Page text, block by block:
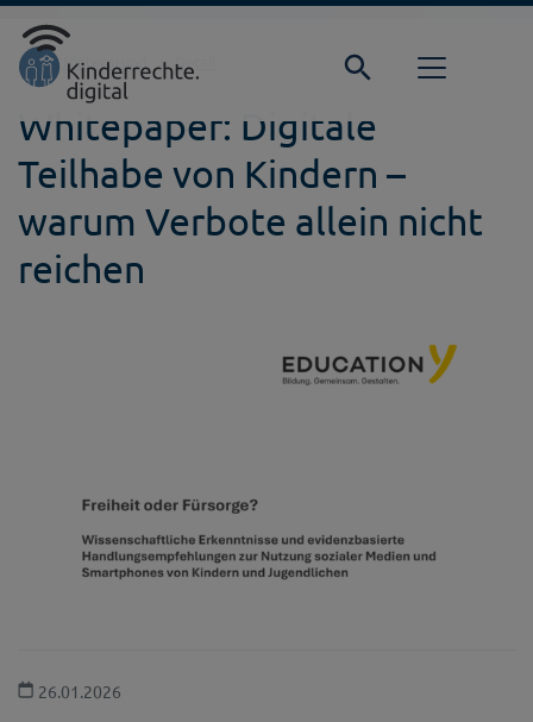
Direkt zur Hauptnavigation springen
Direkt zum Inhalt springen
StartseiteHintergrund Detail
Whitepaper: Digitale
Teilhabe von Kindern –
warum Verbote allein nicht
reichen
26.01.2026